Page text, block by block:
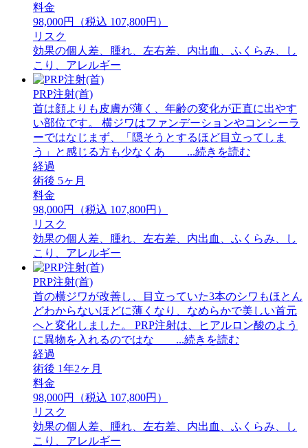
料金
98,000円（税込 107,800円）
リスク
効果の個人差、腫れ、左右差、内出血、ふくらみ、し
こり、アレルギー
PRP注射(首)
首は顔よりも皮膚が薄く、年齢の変化が正直に出やす
い部位です。 横ジワはファンデーションやコンシーラ
ーではなじまず、「隠そうとするほど目立ってしま
う」と感じる方も少なくあ ...続きを読む
経過
術後 5ヶ月
料金
98,000円（税込 107,800円）
リスク
効果の個人差、腫れ、左右差、内出血、ふくらみ、し
こり、アレルギー
PRP注射(首)
首の横ジワが改善し、目立っていた3本のシワもほとん
どわからないほどに薄くなり、なめらかで美しい首元
へと変化しました。 PRP注射は、ヒアルロン酸のよう
に異物を入れるのではな ...続きを読む
経過
術後 1年2ヶ月
料金
98,000円（税込 107,800円）
リスク
効果の個人差、腫れ、左右差、内出血、ふくらみ、し
こり、アレルギー